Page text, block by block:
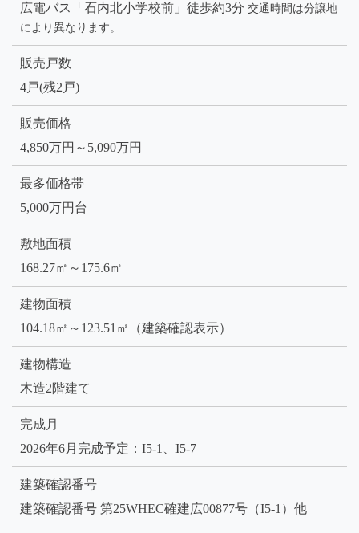
広電バス「石内北小学校前」徒歩約3分 交通時間は分譲地
により異なります。
販売戸数
4戸(残2戸)
販売価格
4,850万円～5,090万円
最多価格帯
5,000万円台
敷地面積
168.27㎡～175.6㎡
建物面積
104.18㎡～123.51㎡（建築確認表示）
建物構造
木造2階建て
完成月
2026年6月完成予定：I5-1、I5-7
建築確認番号
建築確認番号 第25WHEC確建広00877号（I5-1）他